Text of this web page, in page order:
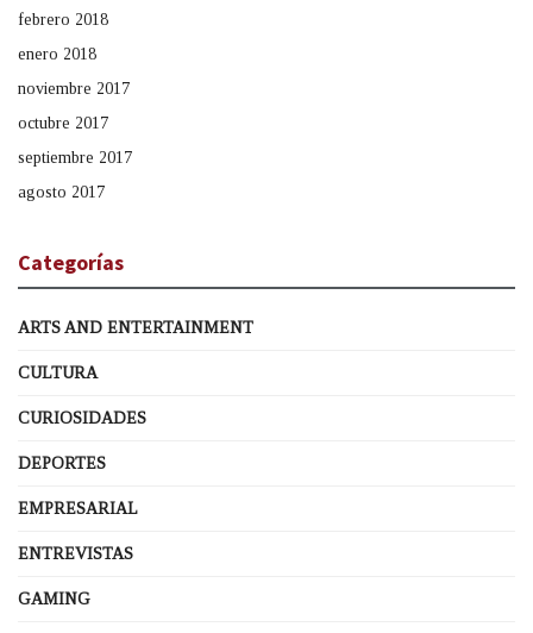
febrero 2018
enero 2018
noviembre 2017
octubre 2017
septiembre 2017
agosto 2017
Categorías
ARTS AND ENTERTAINMENT
CULTURA
CURIOSIDADES
DEPORTES
EMPRESARIAL
ENTREVISTAS
GAMING